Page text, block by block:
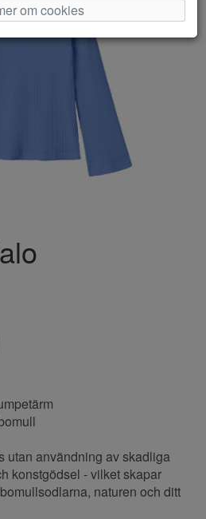
utan användning av skadliga
konstgödsel - vilket skapar
naturen och ditt
om cookies